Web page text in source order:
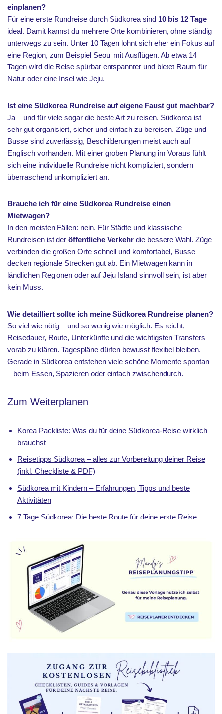
einplanen?
Für eine erste Rundreise durch Südkorea sind 10 bis 12 Tage
ideal. Damit kannst du mehrere Orte kombinieren, ohne ständig
unterwegs zu sein. Unter 10 Tagen lohnt sich eher ein Fokus auf
eine Region, zum Beispiel Seoul mit Ausflügen. Ab etwa 14
Tagen wird die Reise spürbar entspannter und bietet Raum für
Natur oder eine Insel wie Jeju.
Ist eine Südkorea Rundreise auf eigene Faust gut machbar?
Ja – und für viele sogar die beste Art zu reisen. Südkorea ist
sehr gut organisiert, sicher und einfach zu bereisen. Züge und
Busse sind zuverlässig, Beschilderungen meist auch auf
Englisch vorhanden. Mit einer groben Planung im Voraus fühlt
sich eine individuelle Rundreise nicht kompliziert, sondern
überraschend unkompliziert an.
Brauche ich für eine Südkorea Rundreise einen
Mietwagen?
In den meisten Fällen: nein. Für Städte und klassische
Rundreisen ist der öffentliche Verkehr die bessere Wahl. Züge
verbinden die großen Orte schnell und komfortabel, Busse
decken regionale Strecken gut ab. Ein Mietwagen kann in
ländlichen Regionen oder auf Jeju Island sinnvoll sein, ist aber
kein Muss.
Wie detailliert sollte ich meine Südkorea Rundreise planen?
So viel wie nötig – und so wenig wie möglich. Es reicht,
Reisedauer, Route, Unterkünfte und die wichtigsten Transfers
vorab zu klären. Tagespläne dürfen bewusst flexibel bleiben.
Gerade in Südkorea entstehen viele schöne Momente spontan
– beim Essen, Spazieren oder einfach zwischendurch.
Zum Weiterplanen
Korea Packliste: Was du für deine Südkorea-Reise wirklich
brauchst
Reisetipps Südkorea – alles zur Vorbereitung deiner Reise
(inkl. Checkliste & PDF)
Südkorea mit Kindern – Erfahrungen, Tipps und beste
Aktivitäten
7 Tage Südkorea: Die beste Route für deine erste Reise